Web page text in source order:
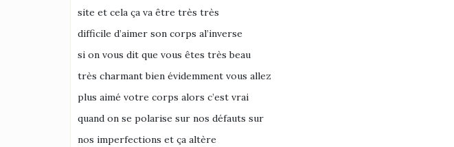
site et cela ça va être très très
difficile d’aimer son corps al’inverse
si on vous dit que vous êtes très beau
très charmant bien évidemment vous allez
plus aimé votre corps alors c’est vrai
quand on se polarise sur nos défauts sur
nos imperfections et ça altère